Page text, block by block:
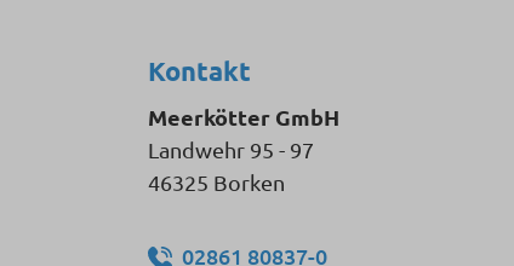
Kontakt
Meerkötter GmbH
Landwehr 95 - 97
46325 Borken
02861 80837-0